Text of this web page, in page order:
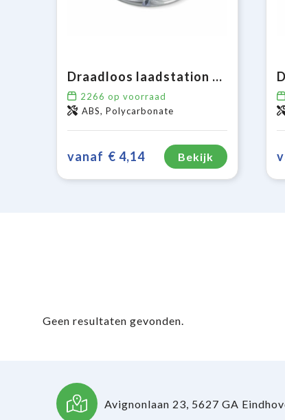
Draadloos laadstation 5W
2266 op voorraad
ABS, Polycarbonate
vanaf € 4,14 Bekijk
Geen resultaten gevonden.
Avignonlaan 23, 5627 GA